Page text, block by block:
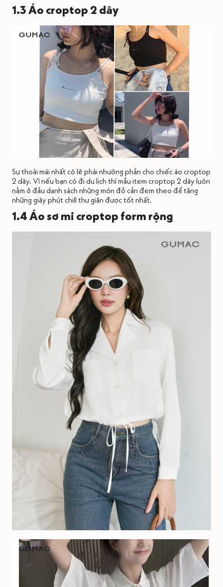
1.3 Áo croptop 2 dây
Sự thoải mái nhất có lẽ phải nhường phần cho chiếc áo croptop
2 dây. Vì nếu bạn có đi du lịch thì mẫu item croptop 2 dây luôn
nằm ở đầu danh sách những món đồ cần đem theo để tăng
những giây phút chill thư giãn được tốt nhất.
1.4 Áo sơ mi croptop form rộng